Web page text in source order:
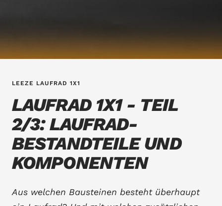
LEEZE LAUFRAD 1X1
LAUFRAD 1X1 - TEIL
2/3: LAUFRAD-
BESTANDTEILE UND
KOMPONENTEN
Aus welchen Bausteinen besteht überhaupt